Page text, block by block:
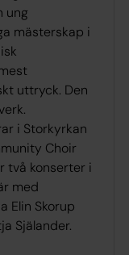
ung
mästerskap i
uttryck. Den
i Storkyrkan
Choir
två konserter i
med
Elin Skorup
Själander.